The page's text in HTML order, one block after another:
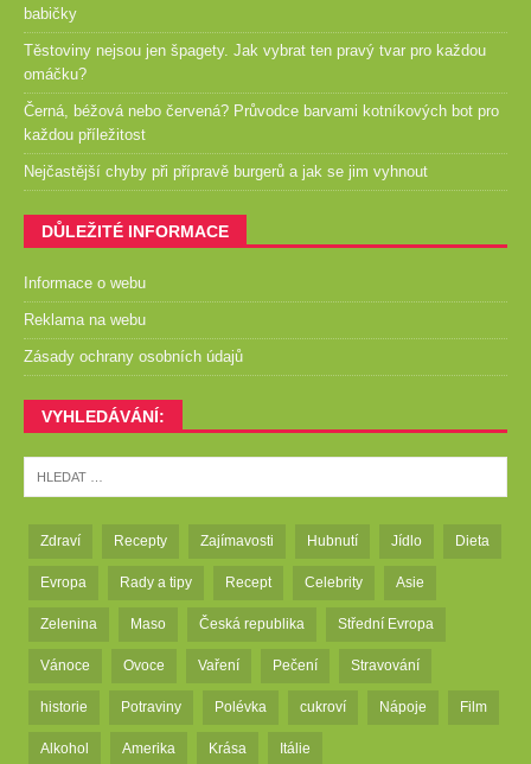
babičky
Těstoviny nejsou jen špagety. Jak vybrat ten pravý tvar pro každou
omáčku?
Černá, béžová nebo červená? Průvodce barvami kotníkových bot pro
každou příležitost
Nejčastější chyby při přípravě burgerů a jak se jim vyhnout
DŮLEŽITÉ INFORMACE
Informace o webu
Reklama na webu
Zásady ochrany osobních údajů
VYHLEDÁVÁNÍ:
Zdraví Recepty Zajímavosti Hubnutí Jídlo Dieta
Evropa Rady a tipy Recept Celebrity Asie
Zelenina Maso Česká republika Střední Evropa
Vánoce Ovoce Vaření Pečení Stravování
historie Potraviny Polévka cukroví Nápoje Film
Alkohol Amerika Krása Itálie